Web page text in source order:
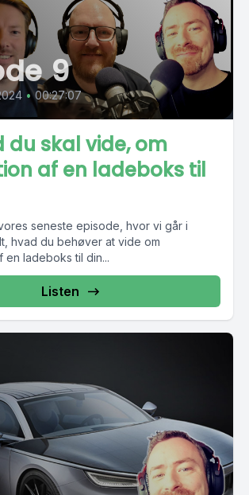
9
• 00:27:07
du skal vide, om
af en ladeboks til
seneste episode, hvor vi går i
hvad du behøver at vide om
en ladeboks til din...
Listen